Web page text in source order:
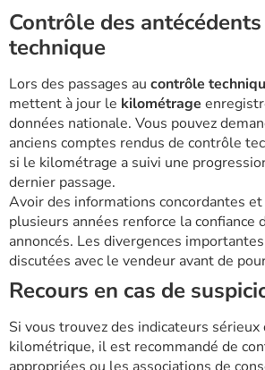
Contrôle des
technique
Lors des passages au contrôle
mettent à jour le kilométrage
données nationale. Vous pouvez
anciens comptes rendus de contrôle
si le kilométrage a suivi une
dernier passage.
Avoir des informations concordantes
plusieurs années renforce la confiance
annoncés. Les divergences
discutées avec le vendeur avant de
Recours en cas de
Si vous trouvez des indicateurs
kilométrique, il est recommandé de